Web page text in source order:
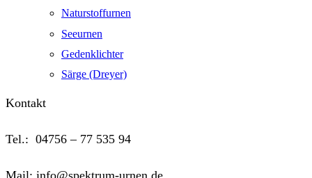
Naturstoffurnen
Seeurnen
Gedenklichter
Särge (Dreyer)
Kontakt
Tel.: 04756 – 77 535 94
Mail: info@spektrum-urnen.de